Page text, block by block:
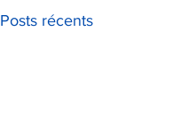
Posts récents